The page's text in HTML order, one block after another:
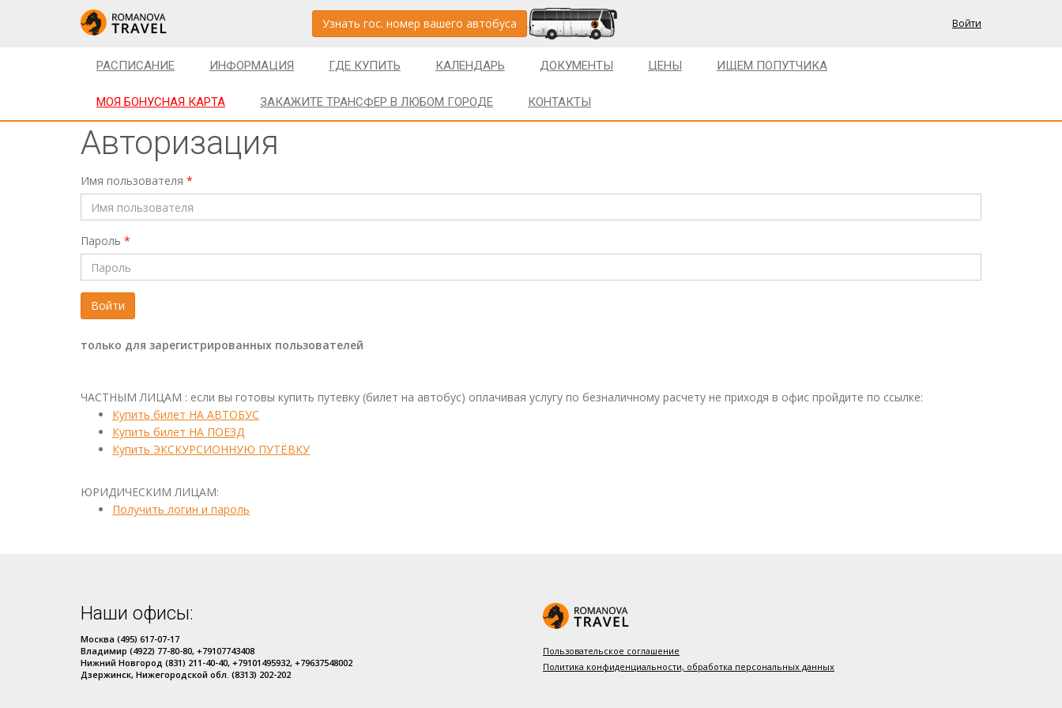
Узнать гос. номер вашего автобуса Войти
РАСПИСАНИЕ ИНФОРМАЦИЯ ГДЕ КУПИТЬ КАЛЕНДАРЬ ДОКУМЕНТЫ ЦЕНЫ ИЩЕМ ПОПУТЧИКА
МОЯ БОНУСНАЯ КАРТА ЗАКАЖИТЕ ТРАНСФЕР В ЛЮБОМ ГОРОДЕ КОНТАКТЫ
Авторизация
Имя пользователя *
Пароль *
Войти
только для зарегистрированных пользователей
ЧАСТНЫМ ЛИЦАМ : если вы готовы купить путевку (билет на автобус) оплачивая услугу по безналичному расчету не приходя в офис пройдите по ссылке:
Купить билет НА АВТОБУС
Купить билет НА ПОЕЗД
Купить ЭКСКУРСИОННУЮ ПУТЁВКУ
ЮРИДИЧЕСКИМ ЛИЦАМ:
Получить логин и пароль
Наши офисы:
Москва (495) 617-07-17
Владимир (4922) 77-80-80, +79107743408
Нижний Новгород (831) 211-40-40, +79101495932, +79637548002
Дзержинск, Нижегородской обл. (8313) 202-202
Пользовательское соглашение
Политика конфиденциальности, обработка персональных данных